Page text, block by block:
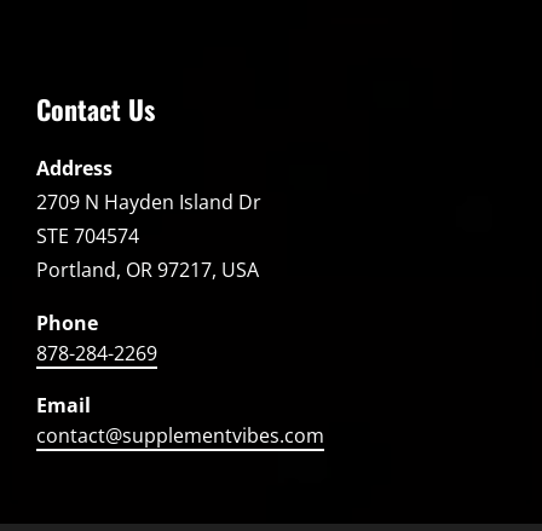
Contact Us
Address
2709 N Hayden Island Dr
STE 704574
Portland, OR 97217, USA
Phone
878-284-2269
Email
contact@supplementvibes.com